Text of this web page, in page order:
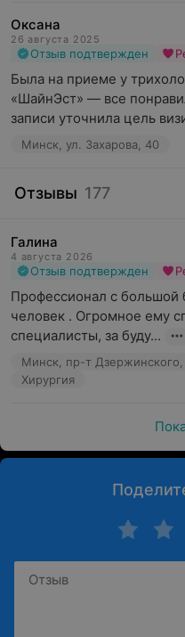
Оксана
26 августа 2025
Отзыв подтвержден
Была на приеме у
«ШайнЭст» — все
записи уточнила цель
Минск, ул. Захарова, 40
Отзывы 177
Галина
4 августа 2026
Отзыв подтвержден
Профессионал с
человек . Огромное ему
специалисты, за буду...
Минск, пр-т Дзержинского,
Хирургия